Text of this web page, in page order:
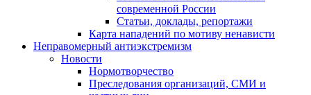
современной России
Статьи, доклады, репортажи
Карта нападений по мотиву ненависти
Неправомерный антиэкстремизм
Новости
Нормотворчество
Преследования организаций, СМИ и